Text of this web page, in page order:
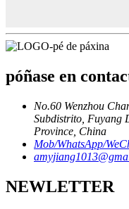
póñase en
No.60 Wenzhou
Subdistrito, Fuyang
Province, China
Mob/WhatsApp/
NEWLETTER